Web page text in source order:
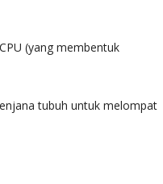
(yang membentuk
tubuh untuk melompat